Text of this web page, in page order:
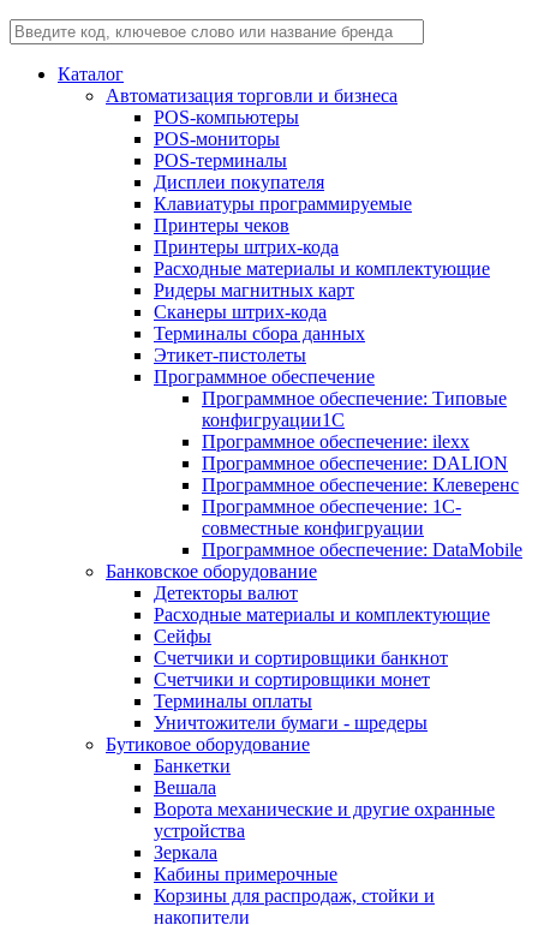
Каталог
Автоматизация торговли и бизнеса
POS-компьютеры
POS-мониторы
POS-терминалы
Дисплеи покупателя
Клавиатуры программируемые
Принтеры чеков
Принтеры штрих-кода
Расходные материалы и комплектующие
Ридеры магнитных карт
Сканеры штрих-кода
Терминалы сбора данных
Этикет-пистолеты
Программное обеспечение
Программное обеспечение: Типовые
конфигруации1С
Программное обеспечение: ilexx
Программное обеспечение: DALION
Программное обеспечение: Клеверенс
Программное обеспечение: 1С-
совместные конфигруации
Программное обеспечение: DataMobile
Банковское оборудование
Детекторы валют
Расходные материалы и комплектующие
Сейфы
Счетчики и сортировщики банкнот
Счетчики и сортировщики монет
Терминалы оплаты
Уничтожители бумаги - шредеры
Бутиковое оборудование
Банкетки
Вешала
Ворота механические и другие охранные
устройства
Зеркала
Кабины примерочные
Корзины для распродаж, стойки и
накопители